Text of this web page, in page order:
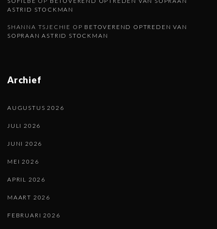
ASTRID STOCKMAN
SHANNA TSJECHIE OP BETOVEREND OPTREDEN VAN
SOPRAAN ASTRID STOCKMAN
Archief
AUGUSTUS 2026
JULI 2026
JUNI 2026
MEI 2026
APRIL 2026
MAART 2026
FEBRUARI 2026